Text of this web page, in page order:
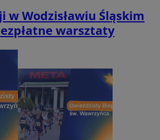
w Wodzisławiu Śląskim
warsztaty